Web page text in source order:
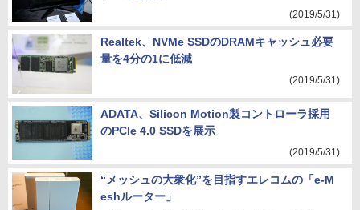
(2019/5/31)
Realtek、NVMe SSDのDRAMキャッシュ必要
量を4分の1に低減
(2019/5/31)
ADATA、Silicon Motion製コントローラ採用
のPCIe 4.0 SSDを展示
(2019/5/31)
“メッシュの大衆化”を目指すエレコムの「e-M
eshルーター」